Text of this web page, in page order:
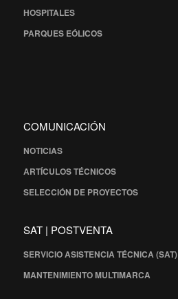
HOSPITALES
PARQUES EÓLICOS
COMUNICACIÓN
NOTICIAS
ARTÍCULOS TÉCNICOS
SELECCIÓN DE PROYECTOS
SAT | POSTVENTA
SERVICIO ASISTENCIA TÉCNICA (SAT)
MANTENIMIENTO MULTIMARCA